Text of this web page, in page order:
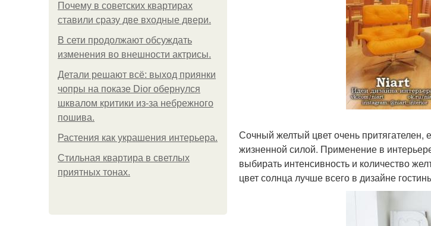
Почему в советских квартирах
ставили сразу две входные двери.
В сети продолжают обсуждать
изменения во внешности актрисы.
Детали решают всё: выход приянки
чопры на показе Dior обернулся
шквалом критики из-за небрежного
пошива.
Растения как украшения интерьера.
Стильная квартира в светлых
приятных тонах.
Сочный желтый цвет очень притягателен,
жизненной силой. Применение в
выбирать интенсивность и количество
цвет солнца лучше всего в дизайне